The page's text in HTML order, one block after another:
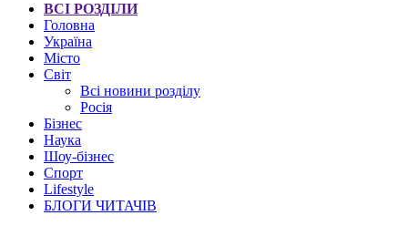
ВСІ РОЗДІЛИ
Головна
Україна
Місто
Світ
Всі новини розділу
Росія
Бізнес
Наука
Шоу-бізнес
Спорт
Lifestyle
БЛОГИ ЧИТАЧІВ